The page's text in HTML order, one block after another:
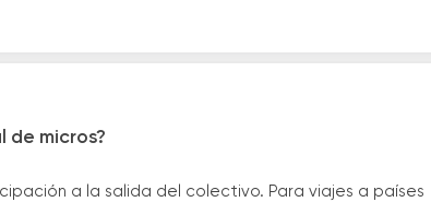
micros?
a la salida del colectivo. Para viajes a países